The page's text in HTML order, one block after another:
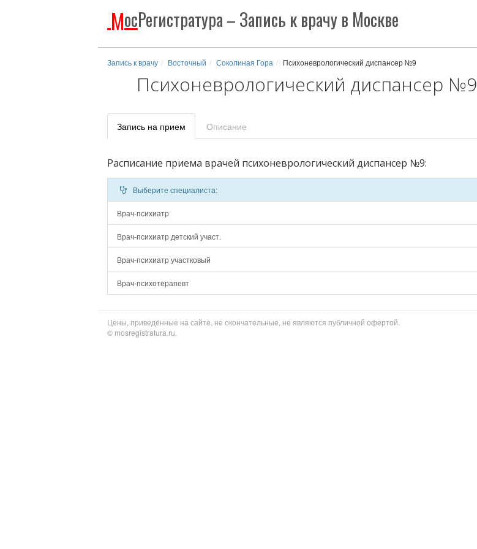
МосРегистратура– Запись к врачу в Москве
Запись к врачу Восточный Соколиная Гора Психоневрологический диспансер №9
Психоневрологический диспансер №9
Запись на прием Описание
Расписание приема врачей психоневрологический диспансер №9:
Выберите специалиста:
Врач-психиатр
Врач-психиатр детский участ.
Врач-психиатр участковый
Врач-психотерапевт
Цены, приведённые на сайте, не окончательные, не являются публичной офертой.
© mosregistratura.ru.